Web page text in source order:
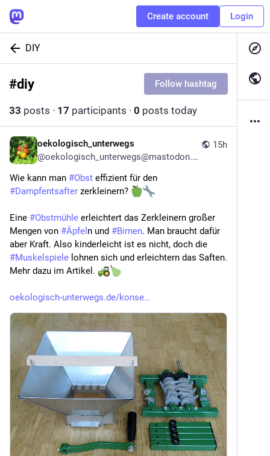
Create account Login
DIY
#diy Follow hashtag
33 posts · 17 participants · 0 posts today
15h
oekologisch_unterwegs
@oekologisch_unterwegs@mastodon.online
Wie kann man #Obst
#Dampfentsafter zerkleinern?
Eine #Obstmühle erleichtert das Zerkleinern großer
Mengen von #Äpfel ​n und #Birnen. Man braucht dafür
#Muskelspiele lohnen sich und erleichtern das Saften.
Mehr dazu im Artikel.
oekologisch-unterwegs.de/konse